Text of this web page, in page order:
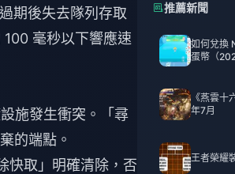
期後失去隊列存取
毫秒以下響應速
施發生衝突。「尋
的端點。
快取」明確清除，否
推薦新聞
如何兌換
蛋幣（
《燕雲
年7月
王者榮耀